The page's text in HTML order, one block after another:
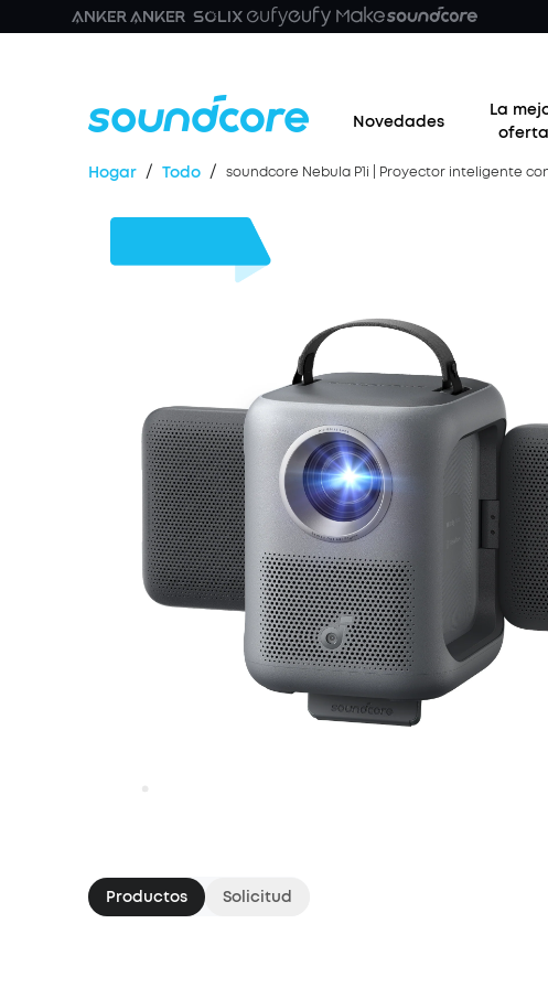
Novedades
La
oferta
Hogar / Todo / soundcore Nebula P1i | Proyector inteligente
Productos Solicitud